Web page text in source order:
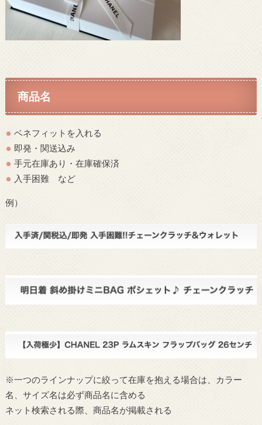
商品名
ベネフィットを入れる
即発・関送込み
手元在庫あり・在庫確保済
入手困難 など
例）
※一つのラインナップに絞って在庫を抱える場合は、カラー
名、サイズ名は必ず商品名に含める
ネット検索される際、商品名が掲載される